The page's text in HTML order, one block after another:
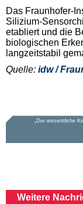
Das Fraunhofer-
Silizium-
etabliert und die
biologischen
langzeitstabil
Quelle: idw /
Weitere